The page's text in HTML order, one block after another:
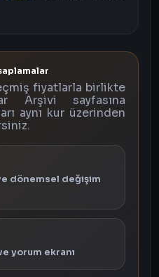
fiyatlarla birlikte
Arşivi sayfasına
aynı kur üzerinden
dönemsel değişim
yorum ekranı